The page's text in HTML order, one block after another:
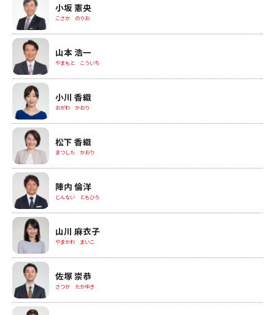
小坂 憲央
こさか のりお
山本 浩一
やまもと こういち
小川 香織
おがわ かおり
松下 香織
まつした かおり
陣内 倫洋
じんない ともひろ
山川 麻衣子
やまかわ まいこ
佐塚 崇恭
さつか たかゆき